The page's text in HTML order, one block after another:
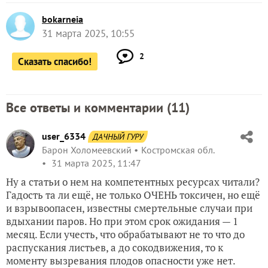
bokarneia
31 марта 2025, 10:55
Сказать спасибо! 2
Все ответы и комментарии (11)
user_6334 ДАЧНЫЙ ГУРУ
Барон Холомеевский
Костромская обл.
31 марта 2025, 11:47
Ну а статьи о нем на компетентных ресурсах читали?
Гадость та ли ещё, не только ОЧЕНЬ токсичен, но ещё
и взрывоопасен, известны смертельные случаи при
вдыхании паров. Но при этом срок ожидания — 1
месяц. Если учесть, что обрабатывают не то что до
распускания листьев, а до сокодвижения, то к
моменту вызревания плодов опасности уже нет.